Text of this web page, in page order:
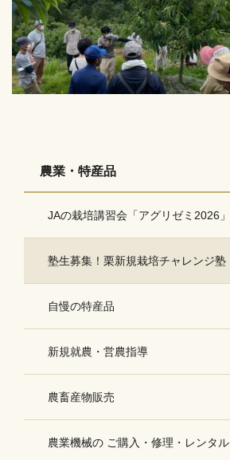
農業・特産品
JAの栽培講習会「アグリゼミ2026」
塾生募集！栗新規栽培チャレンジ塾
自慢の特産品
新規就農・営農指導
農畜産物販売
農業機械の ご購入・修理・レンタル